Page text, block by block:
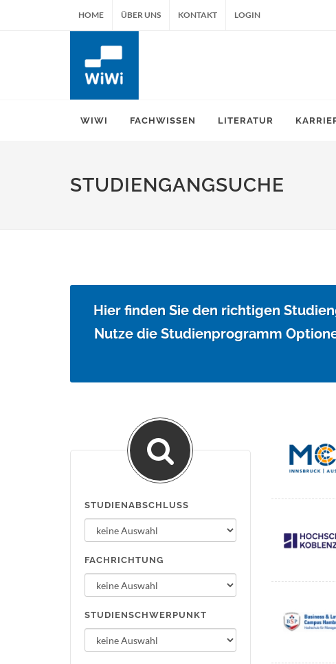
HOME ÜBER UNS KONTAKT LOGIN
WIWI FACHWISSEN LITERATUR
STUDIENGANGSUCHE
Hier finden Sie den richtigen
Nutze die Studienprogramm
STUDIENABSCHLUSS
FACHRICHTUNG
STUDIENSCHWERPUNKT